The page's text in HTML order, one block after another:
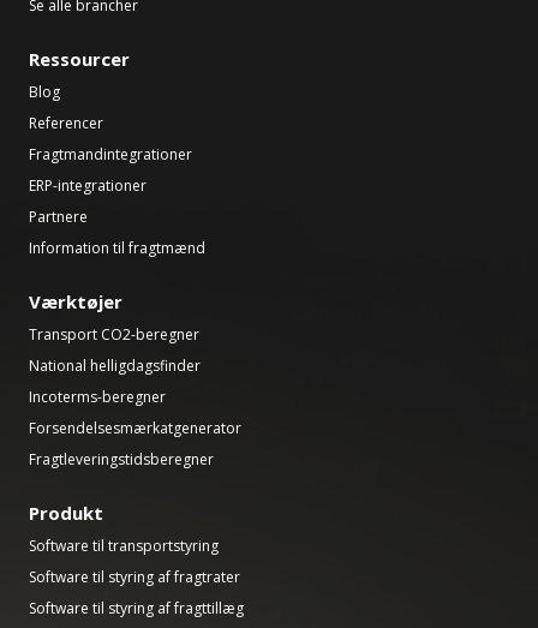
Se alle brancher
Ressourcer
Blog
Referencer
Fragtmandintegrationer
ERP-integrationer
Partnere
Information til fragtmænd
Værktøjer
Transport CO2-beregner
National helligdagsfinder
Incoterms-beregner
Forsendelsesmærkatgenerator
Fragtleveringstidsberegner
Produkt
Software til transportstyring
Software til styring af fragtrater
Software til styring af fragttillæg